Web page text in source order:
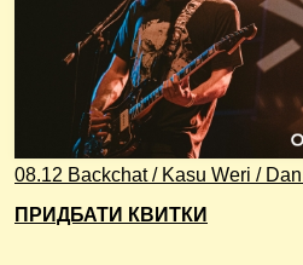
08.12 Backchat / Kasu Weri / Dan
ПРИДБАТИ КВИТКИ